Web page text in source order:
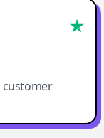
customer